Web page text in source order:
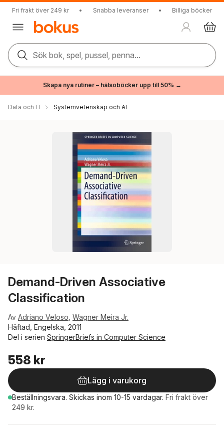
Fri frakt över 249 kr • Snabba leveranser • Billiga böcker
Sök bok, spel, pussel, penna...
Skapa nya rutiner – hälsoböcker upp till 50% →
Data och IT Systemvetenskap och AI
Demand-Driven Associative
Classification
Av Adriano Veloso Wagner Meira Jr.
Häftad, Engelska, 2011
Del i serien SpringerBriefs in Computer Science
558 kr
Lägg i varukorg
Beställningsvara. Skickas inom 10-15 vardagar. Fri frakt över
249 kr.